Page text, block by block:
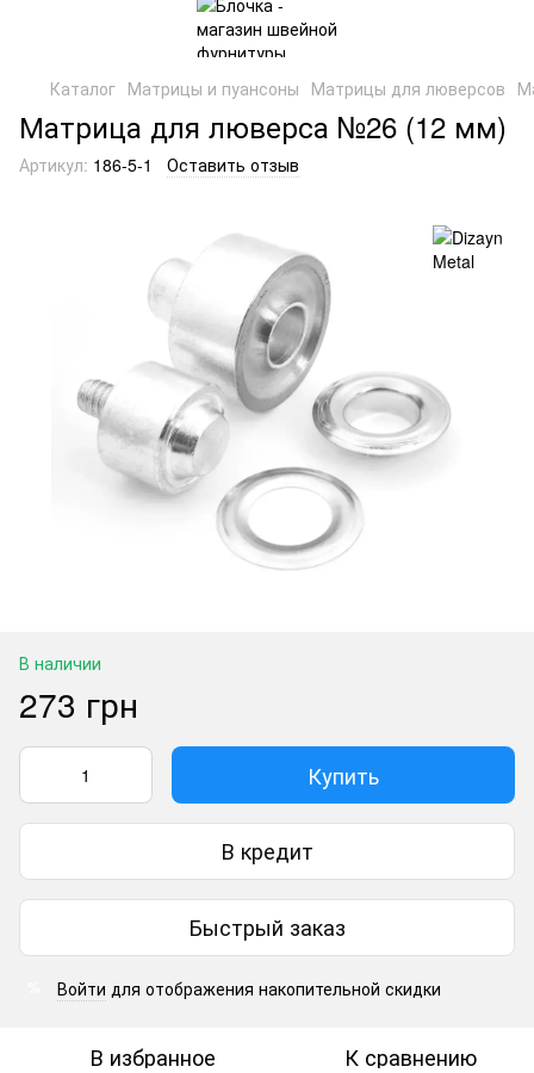
Каталог Матрицы и пуансоны Матрицы для люверсов
Матрица для люверса №26 (12 мм)
Артикул: 186-5-1 Оставить отзыв
В наличии
273 грн
Купить
В кредит
Быстрый заказ
Войти для отображения накопительной скидки
В избранное К сравнению